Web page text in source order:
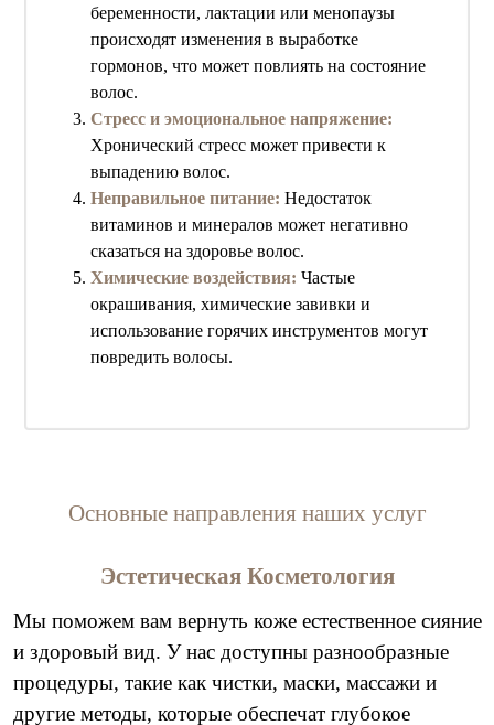
беременности, лактации или менопаузы
происходят изменения в выработке
гормонов, что может повлиять на состояние
волос.
Стресс и эмоциональное напряжение:
Хронический стресс может привести к
выпадению волос.
Неправильное питание: Недостаток
витаминов и минералов может негативно
сказаться на здоровье волос.
Химические воздействия: Частые
окрашивания, химические завивки и
использование горячих инструментов могут
повредить волосы.
Основные направления наших услуг
Эстетическая Косметология
Мы поможем вам вернуть коже естественное сияние
и здоровый вид. У нас доступны разнообразные
процедуры, такие как чистки, маски, массажи и
другие методы, которые обеспечат глубокое